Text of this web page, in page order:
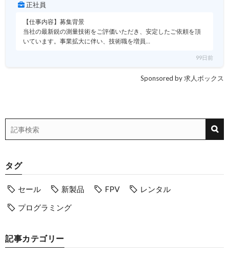
正社員
【仕事内容】募集背景
当社の最新鋭の測量技術をご評価いただき、安定したご依頼を頂
いています。事業拡大に伴い、技術職を増員…
99日前
Sponsored by 求人ボックス
タグ
セール 新製品 FPV
レンタル
プログラミング
記事カテゴリー